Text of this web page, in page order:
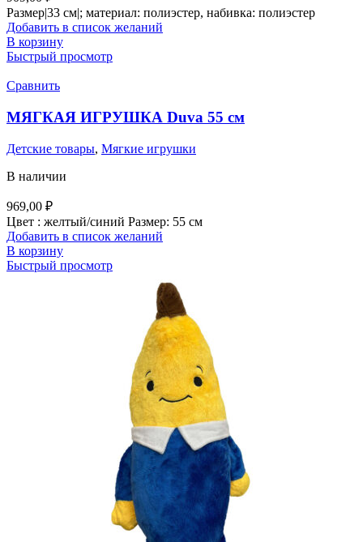
Размер|33 см|; материал: полиэстер, набивка: полиэстер
Добавить в список желаний
В корзину
Быстрый просмотр
Сравнить
МЯГКАЯ ИГРУШКА Duva 55 см
Детские товары, Мягкие игрушки
В наличии
969,00 ₽
Цвет : желтый/синий Размер: 55 см
Добавить в список желаний
В корзину
Быстрый просмотр